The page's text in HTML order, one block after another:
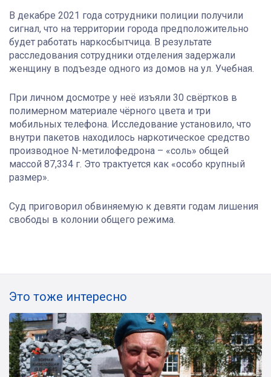
В декабре 2021 года сотрудники полиции получили
сигнал, что на территории города предположительно
будет работать наркосбытчица. В результате
расследования сотрудники отделения задержали
женщину в подъезде одного из домов на ул. Учебная.
При личном досмотре у неё изъяли 30 свёртков в
полимерном материале чёрного цвета и три
мобильных телефона. Исследование установило, что
внутри пакетов находилось наркотическое средство
производное N-метилофедрона – «соль» общей
массой 87,334 г. Это трактуется как «особо крупный
размер».
Суд приговорил обвиняемую к девяти годам лишения
свободы в колонии общего режима.
Это тоже интересно